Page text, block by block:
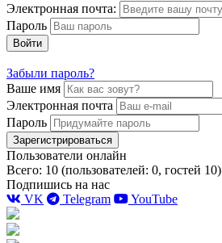
Электронная почта:
Пароль
Войти
Забыли пароль?
Ваше имя
Электронная почта
Пароль
Зарегистрироваться
Пользователи онлайн
Всего: 10 (пользователей: 0, гостей 10)
Подпишись на нас
VK
Telegram YouTube